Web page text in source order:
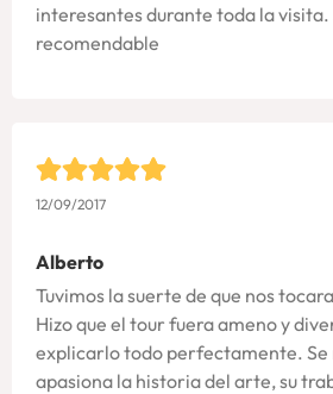
interesantes durante toda la visita.
recomendable
12/09/2017
Alberto
Tuvimos la suerte de que nos
Hizo que el tour fuera ameno y
explicarlo todo perfectamente. Se
apasiona la historia del arte, su